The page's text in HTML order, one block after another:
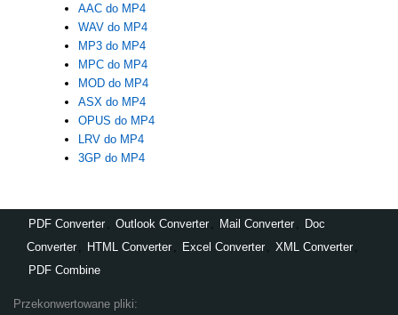
AAC do MP4
WAV do MP4
MP3 do MP4
MPC do MP4
MOD do MP4
ASX do MP4
OPUS do MP4
LRV do MP4
3GP do MP4
PDF Converter Outlook Converter Mail Converter
Doc
Converter
HTML Converter Excel Converter XML Converter
PDF Combine
Przekonwertowane pliki: